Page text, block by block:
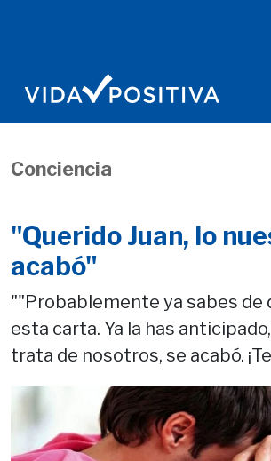
Conciencia
"Querido Juan, lo
acabó"
""Probablemente ya sabes de
esta carta. Ya la has
trata de nosotros, se acabó.